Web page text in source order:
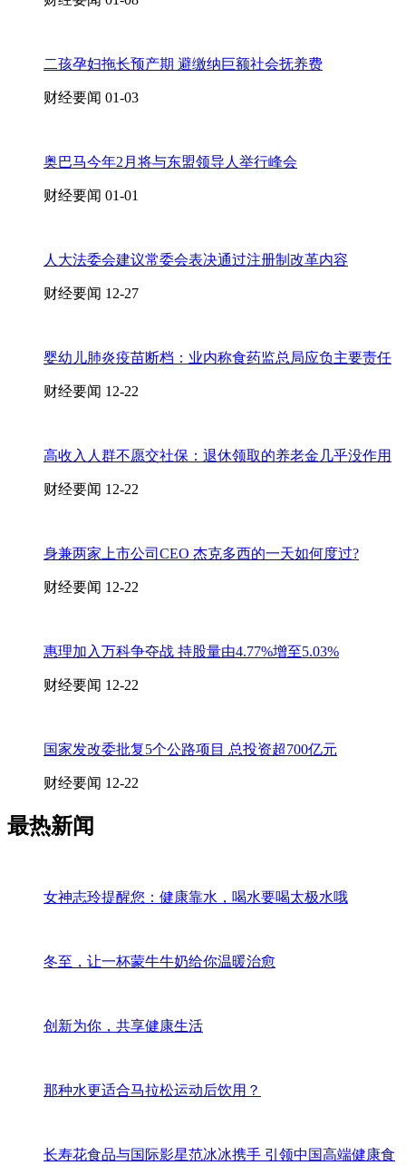
二孩孕妇拖长预产期 避缴纳巨额社会抚养费
财经要闻 01-03
奥巴马今年2月将与东盟领导人举行峰会
财经要闻 01-01
人大法委会建议常委会表决通过注册制改革内容
财经要闻 12-27
婴幼儿肺炎疫苗断档：业内称食药监总局应负主要责任
财经要闻 12-22
高收入人群不愿交社保：退休领取的养老金几乎没作用
财经要闻 12-22
身兼两家上市公司CEO 杰克多西的一天如何度过?
财经要闻 12-22
惠理加入万科争夺战 持股量由4.77%增至5.03%
财经要闻 12-22
国家发改委批复5个公路项目 总投资超700亿元
财经要闻 12-22
最热新闻
女神志玲提醒您：健康靠水，喝水要喝太极水哦
冬至，让一杯蒙牛牛奶给你温暖治愈
创新为你，共享健康生活
那种水更适合马拉松运动后饮用？
长寿花食品与国际影星范冰冰携手 引领中国高端健康食